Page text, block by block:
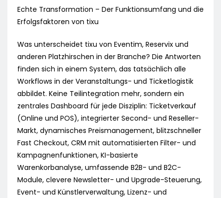
Echte Transformation – Der Funktionsumfang und die
Erfolgsfaktoren von tixu
Was unterscheidet tixu von Eventim, Reservix und
anderen Platzhirschen in der Branche? Die Antworten
finden sich in einem System, das tatsächlich alle
Workflows in der Veranstaltungs- und Ticketlogistik
abbildet. Keine Teilintegration mehr, sondern ein
zentrales Dashboard für jede Disziplin: Ticketverkauf
(Online und POS), integrierter Second- und Reseller-
Markt, dynamisches Preismanagement, blitzschneller
Fast Checkout, CRM mit automatisierten Filter- und
Kampagnenfunktionen, KI-basierte
Warenkorbanalyse, umfassende B2B- und B2C-
Module, clevere Newsletter- und Upgrade-Steuerung,
Event- und Künstlerverwaltung, Lizenz- und